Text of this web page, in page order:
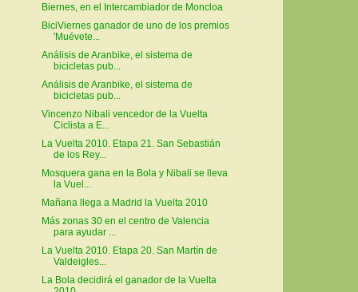
Biernes, en el Intercambiador de Moncloa
BiciViernes ganador de uno de los premios
'Muévete...
Análisis de Aranbike, el sistema de
bicicletas pub...
Análisis de Aranbike, el sistema de
bicicletas pub...
Vincenzo Nibali vencedor de la Vuelta
Ciclista a E...
La Vuelta 2010. Etapa 21. San Sebastián
de los Rey...
Mosquera gana en la Bola y Nibali se lleva
la Vuel...
Mañana llega a Madrid la Vuelta 2010
Más zonas 30 en el centro de Valencia
para ayudar ...
La Vuelta 2010. Etapa 20. San Martín de
Valdeigles...
La Bola decidirá el ganador de la Vuelta